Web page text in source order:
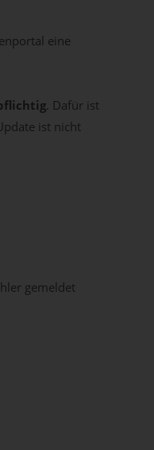
eine
. Dafür ist
ist nicht
gemeldet